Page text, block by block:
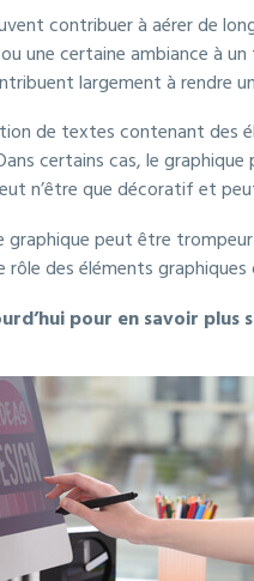
contribuer à aérer de
une certaine ambiance à
largement à rendre
de textes contenant des
certains cas, le
n’être que décoratif et
graphique peut être
des éléments
pour en savoir